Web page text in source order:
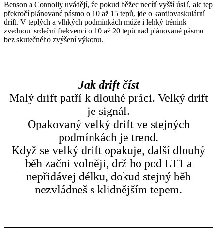
Benson a Connolly uvádějí, že pokud běžec necítí vyšší úsilí, ale tep
překročí plánované pásmo o 10 až 15 tepů, jde o kardiovaskulární
drift. V teplých a vlhkých podmínkách může i lehký trénink
zvednout srdeční frekvenci o 10 až 20 tepů nad plánované pásmo
bez skutečného zvýšení výkonu.
Jak drift číst
Malý drift patří k dlouhé práci. Velký drift
je signál.
Opakovaný velký drift ve stejných
podmínkách je trend.
Když se velký drift opakuje, další dlouhý
běh začni volněji, drž ho pod LT1 a
nepřidávej délku, dokud stejný běh
nezvládneš s klidnějším tepem.